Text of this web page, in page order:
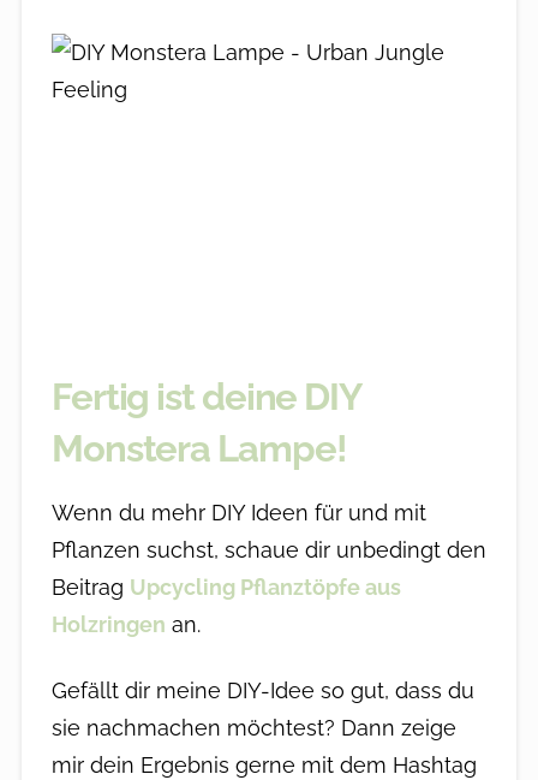
Fertig ist deine DIY
Monstera Lampe!
Wenn du mehr DIY Ideen für und mit
Pflanzen suchst, schaue dir unbedingt den
Beitrag Upcycling Pflanztöpfe aus
Holzringen an.
Gefällt dir meine DIY-Idee so gut, dass du
sie nachmachen möchtest? Dann zeige
mir dein Ergebnis gerne mit dem Hashtag